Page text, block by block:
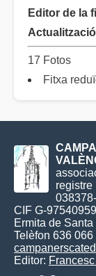
Editor de la
Actualització
17 Fotos
Fitxa
CIF G-
Ermita de
Telèfon 636
Editor: